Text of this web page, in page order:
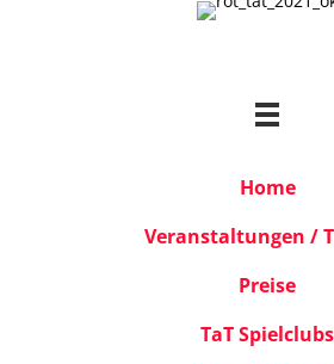
Home
Veranstaltungen /
Preise
TaT Spielclubs